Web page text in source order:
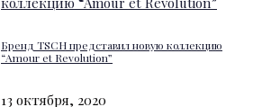
Бренд TSCH представил новую коллекцию
“Amour et Revolution”
13 октября, 2020